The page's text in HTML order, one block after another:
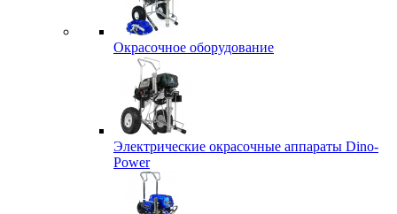
Окрасочное оборудование
Электрические окрасочные аппараты Dino-
Power